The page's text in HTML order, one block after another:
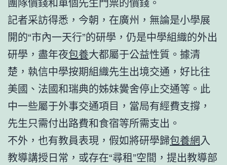
記者采訪得悉，今朝，在廣州，無論是小學展
開的“市內一天行”的研學，仍是中學組織的外出
研學，盡年夜包養大都屬于公益性質。據清
楚，執信中學按期組織先生出境交通，好比往
美國、法國和瑞典的姊妹黌舍停止交通等。此
中一些屬于外事交通項目，當局有經費支撐，
先生只需付出路費和食宿等所需支出。
不外，也有教員表現，假如將研學歸包養網入
教導講授日常，或存在“尋租”空間，提出教導部